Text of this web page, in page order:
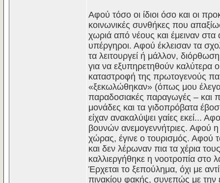
Αφού τόσο οι ίδιοι όσο και οι
κοινωνικές συνθήκες που
χωριά από νέους και έμειναν
υπέργηροι. Αφού έκλεισαν τα
τα λειτουργεί ή μάλλον,
για να εξυπηρετηθούν καλύτερα
καταστροφή της πρωτογενούς
«ξεκωλώθηκαν» (όπως μου
παραδοσιακές παραγωγές – και
μονάδες και τα γιδοπρόβατα
είχαν ανακαλύψει γαίες εκεί...
βουνών ανεμογεννήτριες. Αφού η
χώρας, έγινε ο τουρισμός. Αφού
και δεν λέρωναν πια τα χέρια
καλλιεργήθηκε η νοοτροπία
Έρχεται το ξεπούλημα, όχι με
πινακίου φακής, συνεπώς με την